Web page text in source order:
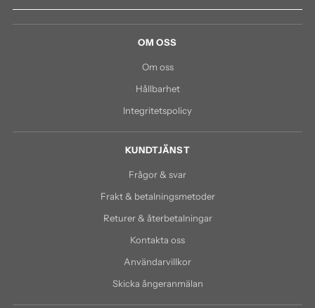
postadress
OM OSS
Om oss
Hållbarhet
Integritetspolicy
KUNDTJÄNST
Frågor & svar
Frakt & betalningsmetoder
Returer & återbetalningar
Kontakta oss
Användarvillkor
Skicka ångeranmälan